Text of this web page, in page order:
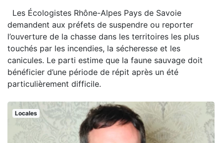
Les Écologistes Rhône-Alpes Pays de Savoie
demandent aux préfets de suspendre ou reporter
l’ouverture de la chasse dans les territoires les plus
touchés par les incendies, la sécheresse et les
canicules. Le parti estime que la faune sauvage doit
bénéficier d’une période de répit après un été
particulièrement difficile.
Locales